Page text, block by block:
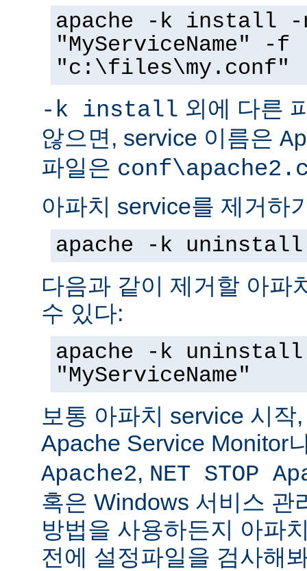
apache -k install -
"MyServiceName" -f
"c:\files\my.conf"
-k install 외에 다른
않으면, service 이름은
파일은
아파치 service를 제거하
apache -k uninstall
다음과 같이 제거할 아파
수 있다:
apache -k
"MyServiceName"
보통 아파치 service 시작
Apache Service Monitor
Apache2, NET STOP
혹은 Windows 서비스 관
방법을 사용하든지 아파
전에 설정파일을 검사해